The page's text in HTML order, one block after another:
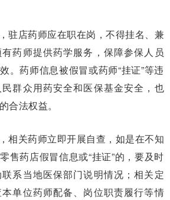
驻店药师应在职在岗，不得挂名、兼
药师提供药学服务，保障参保人员
。药师信息被假冒或药师“挂证”等违
群众用药安全和医保基金安全，也
合法权益。
相关药师立即开展自查，如是在不知
售药店假冒信息或“挂证”的，要及时
系当地医保部门说明情况；相关定
单位药师配备、岗位职责履行等情